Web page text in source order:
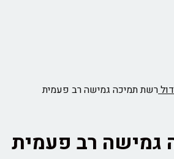
רשת תמיכה גמישה רב פעמית
גמישה רב פעמית